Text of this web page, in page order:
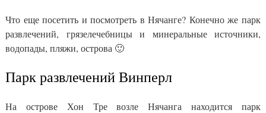
Что еще посетить и посмотреть в Нячанге? Конечно же парк
развлечений, грязелечебницы и минеральные источники,
водопады, пляжи, острова 🙂
Парк развлечений Винперл
На острове Хон Тре возле Нячанга находится парк